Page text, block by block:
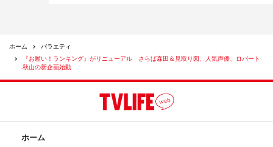
ホーム
バラエティ
『お願い！ランキング』がリニューアル さらば森田＆見取り図、人気声優、ロバート
秋山の新企画始動
ホーム